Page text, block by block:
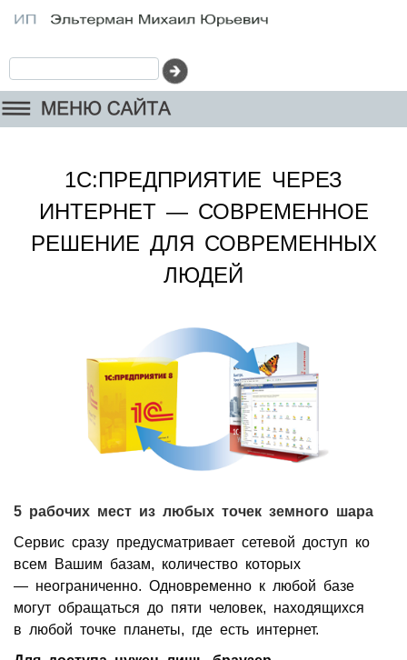
1С:ПРЕДПРИЯТИЕ ЧЕРЕЗ
ИНТЕРНЕТ — СОВРЕМЕННОЕ
РЕШЕНИЕ ДЛЯ СОВРЕМЕННЫХ
ЛЮДЕЙ
5 рабочих мест из любых точек земного шара
Сервис сразу предусматривает сетевой доступ ко
всем Вашим базам, количество которых
— неограниченно. Одновременно к любой базе
могут обращаться до пяти человек, находящихся
в любой точке планеты, где есть интернет.